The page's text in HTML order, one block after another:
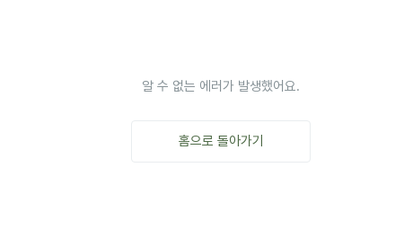
알 수 없는 에러가 발생했어요.
홈으로 돌아가기